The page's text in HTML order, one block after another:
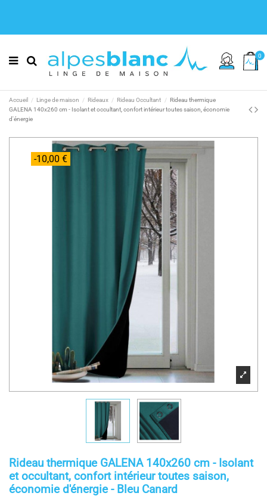
0
Accueil Linge de maison Rideaux Rideau Occultant
Rideau thermique
GALENA 140x260 cm - Isolant et occultant, confort intérieur toutes saison, économie
d'énergie
-10,00 €
Rideau thermique GALENA 140x260 cm - Isolant
et occultant, confort intérieur toutes saison,
économie d'énergie - Bleu Canard